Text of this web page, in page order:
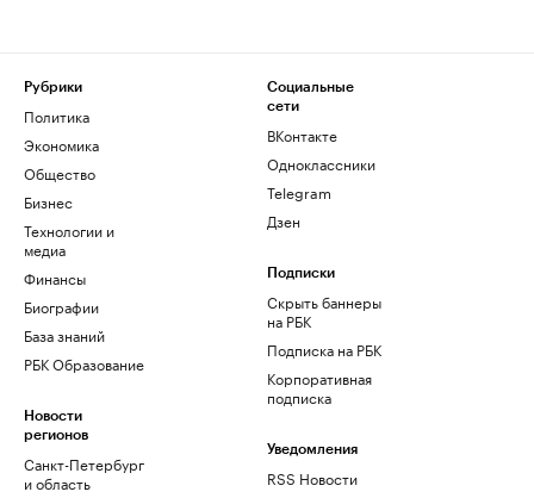
Рубрики
Политика
Экономика
Общество
Бизнес
Технологии и
медиа
Финансы
Биографии
База знаний
РБК Образование
Новости
регионов
Санкт-Петербург
и область
Социальные
сети
ВКонтакте
Одноклассники
Telegram
Дзен
Подписки
Скрыть баннеры
на РБК
Подписка на РБК
Корпоративная
подписка
Уведомления
RSS Новости